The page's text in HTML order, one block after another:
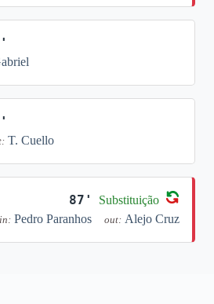
T. Cuello
87' Substituição
in: Pedro Paranhos out: Alejo Cruz